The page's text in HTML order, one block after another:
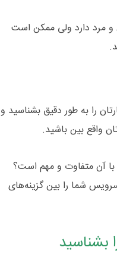
و مرد دارد ولی ممکن است
را به طور دقیق بشناسید و
واقع بین باشید.
آن متفاوت و مهم است؟
شما را بین گزینه‌های